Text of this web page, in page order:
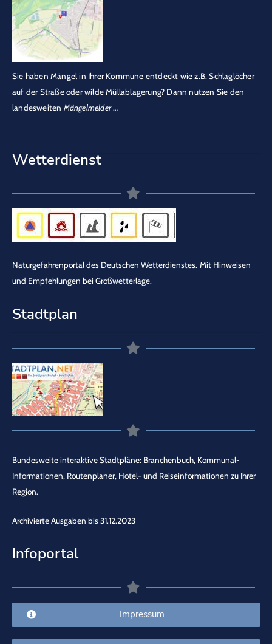
Sie haben Mängel in Ihrer Kommune entdeckt wie z.B. Schlaglöcher
auf der Straße oder wilde Müllablagerung? Dann nutzen Sie den
landesweiten Mängelmelder…
Wetterdienst
Naturgefahrenportal des Deutschen Wetterdienstes. Mit Hinweisen
und Empfehlungen bei Großwetterlage.
Stadtplan
Bundesweite interaktive Stadtpläne: Branchenbuch, Kommunal-
Informationen, Routenplaner, Hotel- und Reiseinformationen zu Ihrer
Region.
Archivierte Ausgaben bis 31.12.2023
Infoportal
Impressum